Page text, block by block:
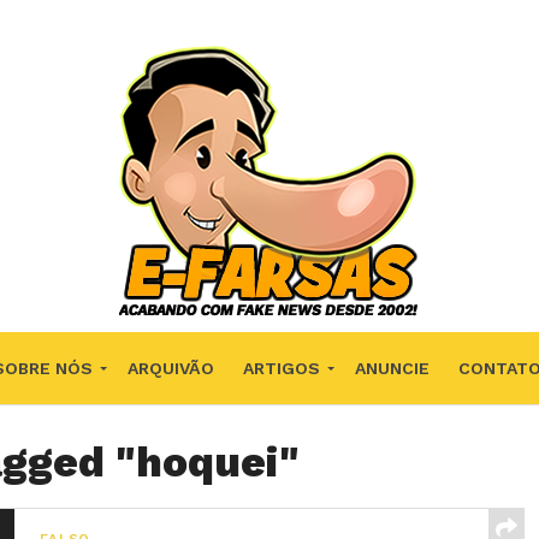
NÓS ARQUIVÃO ARTIGOS ANUNCIE CONTATO
"hoquei"